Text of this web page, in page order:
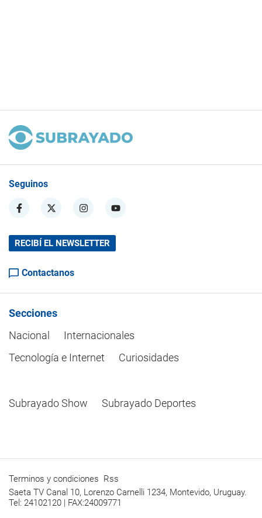
Seguinos
RECIBÍ EL NEWSLETTER
Contactanos
Secciones
Nacional
Internacionales
Tecnología e Internet
Curiosidades
Subrayado Show Subrayado Deportes
Terminos y condiciones Rss
Saeta TV Canal 10, Lorenzo Carnelli 1234, Montevido, Uruguay.
Tel: 24102120 | FAX:24009771